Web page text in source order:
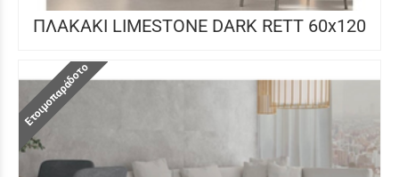
ΠΛΑΚΑΚΙ LIMESTONE DARK RETT 60x120
Ετοιμοπαράδοτο